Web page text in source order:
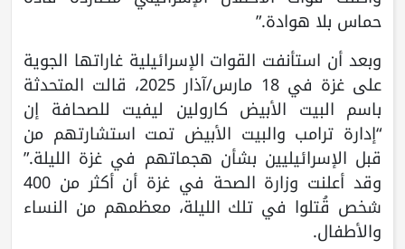
حماس بلا هوادة.”
وبعد أن استأنفت القوات الإسرائيلية غاراتها الجوية
على غزة في 18 مارس/آذار 2025، قالت المتحدثة
باسم البيت الأبيض كارولين ليفيت للصحافة إن
“إدارة ترامب والبيت الأبيض تمت استشارتهم من
قبل الإسرائيليين بشأن هجماتهم في غزة الليلة.”
وقد أعلنت وزارة الصحة في غزة أن أكثر من 400
شخص قُتلوا في تلك الليلة، معظمهم من النساء
والأطفال.